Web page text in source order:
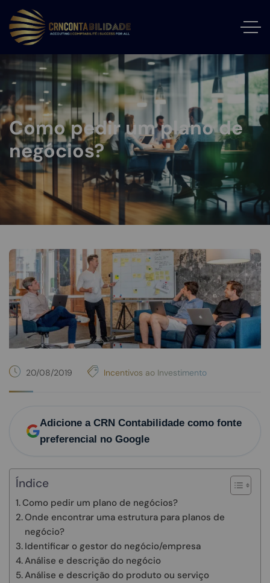
Como pedir um plano de
negócios?
20/08/2019 Incentivos ao Investimento
Adicione a CRN Contabilidade como fonte
preferencial no Google
Índice
Como pedir um plano de negócios?
Onde encontrar uma estrutura para planos de
negócio?
Identificar o gestor do negócio/empresa
Análise e descrição do negócio
Análise e descrição do produto ou serviço